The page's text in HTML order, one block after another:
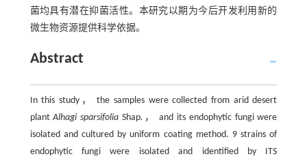
菌均具有潜在抑菌活性。本研究以期为今后开发利用新的
微生物资源提供科学依据。
Abstract
In this study， the samples were collected from arid desert
plantAlhagi sparsifolia Shap. ， and its endophytic fungi were
isolated and cultured by uniform coating method. 9 strains of
endophytic fungi were isolated and identified by ITS